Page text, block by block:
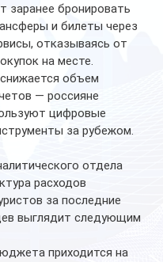
заранее бронировать
и билеты через
отказываясь от
на месте.
объем
— россияне
цифровые
за рубежом.
отдела
расходов
за последние
выглядит следующим
приходится на